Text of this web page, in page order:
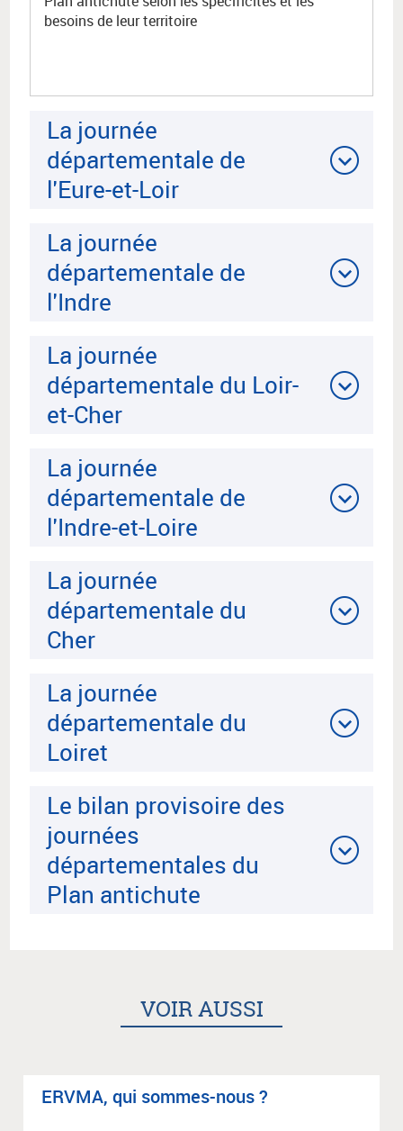
besoins de leur territoire
La journée
départementale de
l'Eure-et-Loir
La journée
départementale de
l'Indre
La journée
départementale du Loir-
et-Cher
La journée
départementale de
l'Indre-et-Loire
La journée
départementale du
Cher
La journée
départementale du
Loiret
Le bilan provisoire des
journées
départementales du
Plan antichute
VOIR AUSSI
ERVMA, qui sommes-nous ?